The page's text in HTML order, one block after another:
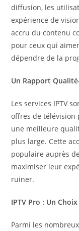
diffusion, les
expérience de
accru du contenu
pour ceux qui
dépendre de la
Un Rapport
Les services IPTV
offres de télévision
une meilleure
plus large. Cette
populaire auprès
maximiser leur
ruiner.
IPTV Pro : Un
Parmi les